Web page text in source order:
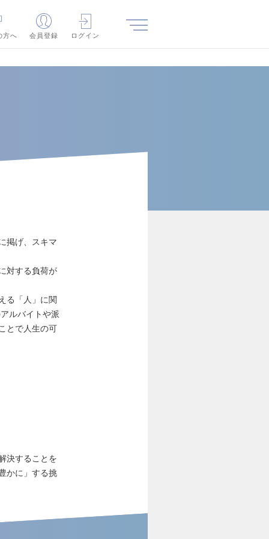
方へ 会員登録 ログイン
掲げ、スキマ
対する負荷が
る「人」に関
ルバイトや派
とで人生の可
決することを
かに」する挑